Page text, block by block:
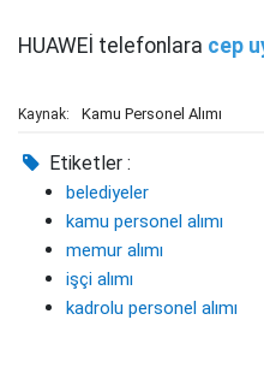
HUAWEİ telefonlara cep
Kaynak: Kamu Personel Alımı
Etiketler :
belediyeler
kamu personel alımı
memur alımı
işçi alımı
kadrolu personel alımı